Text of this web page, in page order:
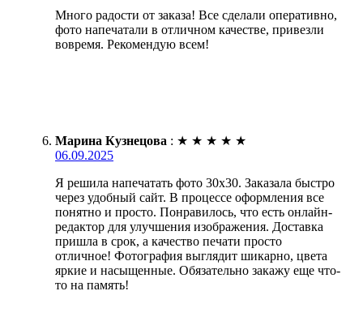
Много радости от заказа! Все сделали оперативно,
фото напечатали в отличном качестве, привезли
вовремя. Рекомендую всем!
Марина Кузнецова : ★ ★ ★ ★ ★
06.09.2025
Я решила напечатать фото 30х30. Заказала быстро
через удобный сайт. В процессе оформления все
понятно и просто. Понравилось, что есть онлайн-
редактор для улучшения изображения. Доставка
пришла в срок, а качество печати просто
отличное! Фотография выглядит шикарно, цвета
яркие и насыщенные. Обязательно закажу еще что-
то на память!